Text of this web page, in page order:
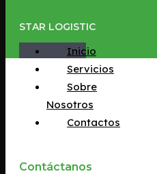
STAR LOGISTIC
Inicio
Servicios
Sobre
Nosotros
Contactos
Contáctanos